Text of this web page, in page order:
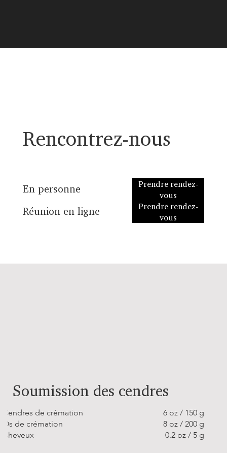
Soumission des cendres
6 oz / 150 g
8 oz / 200 g
0.2 oz / 5 g
Cendres de crémation
Os de crémation
Cheveux
Prendre rendez-
vous
En personne
Prendre rendez-
vous
Réunion en ligne
Rencontrez-nous